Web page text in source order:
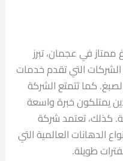
ممتاز في عجمان، تبرز
الشركات التي تقدم خدمات
كما تتمتع الشركة
يمتلكون خبرة واسعة
كذلك، تعتمد شركة
الدهانات العالمية التي
طويلة.